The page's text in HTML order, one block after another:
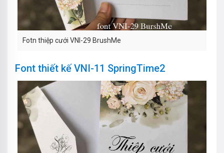
Fotn thiệp cưới VNI-29 BrushMe
Font thiết kế VNI-11 SpringTime2